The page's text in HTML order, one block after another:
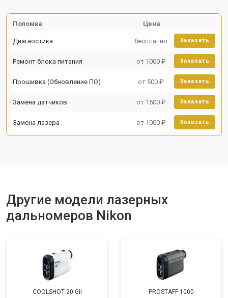
Поломка Цена
Диагностика бесплатно Заказать
Ремонт блока питания от 1000 ₽ Заказать
Прошивка (Обновление ПО) от 500 ₽ Заказать
Замена датчиков от 1500 ₽ Заказать
Замена лазера от 1000 ₽ Заказать
Другие модели лазерных
дальномеров Nikon
COOLSHOT 20 GII PROSTAFF 1000